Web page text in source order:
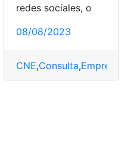
redes sociales, o
08/08/2023
CNE,Consulta,Empresa